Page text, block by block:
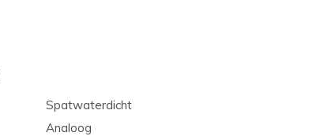
Spatwaterdicht
Analoog